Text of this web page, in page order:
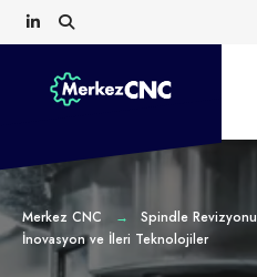
Skip
to
content
Merkez CNC Spindle Revizyonu
İnovasyon ve İleri Teknolojiler
Search
for: